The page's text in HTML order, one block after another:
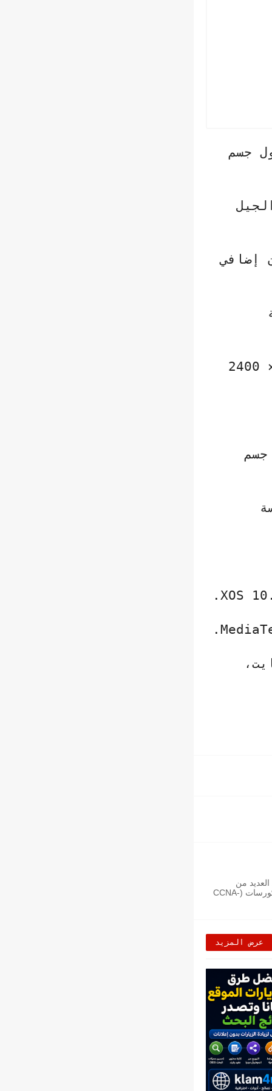
جسم
إضافي
+ ودقة 1080 × 2400
جسم
XOS
.
.
من
الشركات فى قطاع الأتصالات (اورانج مصر - المصرية للأتصالات -البنك الأهلى المصرى -نور) وحصل على العديد من الشهادات الدولية والكورسات (CCNA-
عرض المزيد